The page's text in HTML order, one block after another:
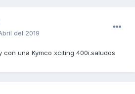
del 2019
con una Kymco xciting 400i.saludos